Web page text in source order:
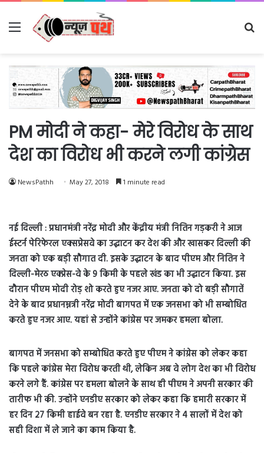
Menu
PM मोदी ने कहा- मेरे विरोध के साथ
देश का विरोध भी करने लगी कांग्रेस
NewsPathh May 27, 2018 1 minute read
नई दिल्ली : प्रधानमंत्री नरेंद्र मोदी और केंद्रीय मंत्री नितिन गड़करी ने आज
ईस्टर्न पेरिफेरल एक्सप्रेसवे का उद्घाटन कर देश की और खासकर दिल्ली की
जनता को एक बड़ी सौगात दी. इसके उद्घाटन के बाद पीएम और नितिन ने
दिल्ली-मेरठ एक्प्रेस-वे के 9 किमी के पहले खंड का भी उद्घाटन किया. इस
दौरान पीएम मोदी रोड़ शो करते हुए नजर आए. जनता को दो बड़ी सौगातें
देने के बाद प्रधानम्नत्री नरेंद्र मोदी बागपत में एक जनसभा को भी सम्बोधित
करते हुए नजर आए. यहां से उन्होंने कांग्रेस पर जमकर हमला बोला.
बागपत में जनसभा को सम्बोधित करते हुए पीएम ने कांग्रेस को लेकर कहा
कि पहले कांग्रेस मेरा विरोध करती थी, लेकिन अब वे लोग देश का भी विरोध
करने लगे हैं. कांग्रेस पर हमला बोलने के साथ ही पीएम ने अपनी सरकार की
तारीफ भी की. उन्होंने एनडीए सरकार को लेकर कहा कि हमारी सरकार में
हर दिन 27 किमी हाईवे बन रहा है. एनडीए सरकार ने 4 सालों में देश को
सही दिशा में ले जाने का काम किया है.